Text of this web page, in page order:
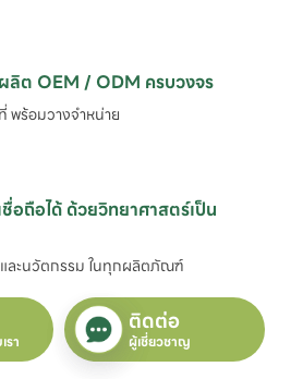
ลิต OEM / ODM ครบวงจร
ร้อมวางจำหน่าย
อถือได้ ด้วยวิทยาศาสตร์เป็น
ะนวัตกรรม ในทุกผลิตภัณฑ์
รา
ติดต่อ
ผู้เชี่ยวชาญ